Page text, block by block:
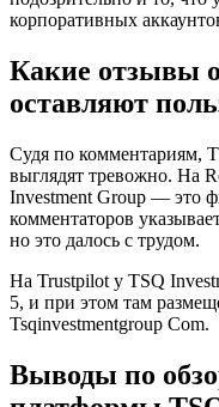
корпоративных
Какие отзывы
оставляют
Судя по комментариям,
выглядят тревожно. На
Investment Group — это
комментаторов
но это далось с трудом.
На Trustpilot у TSQ
5, и при этом там
Tsqinvestmentgroup Com.
Выводы по